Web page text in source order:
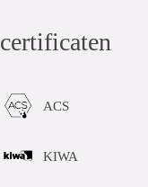
certificaten
ACS
KIWA